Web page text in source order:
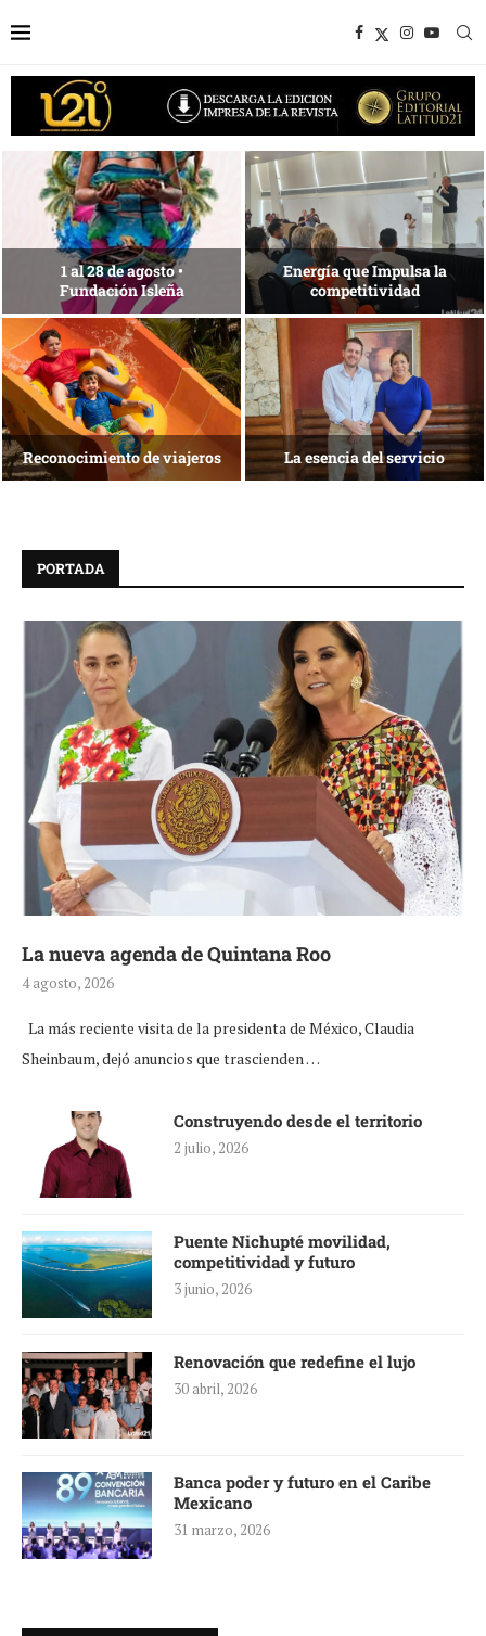
Desarrollo en disputa… ¿Hasta
dónde crecer?
Más allá del descanso
La nueva agenda de Quintana
Roo
1 de agosto • Torneo de Golf
ACOTUR
PORTADA
La nueva agenda de Quintana Roo
4 agosto, 2026
La más reciente visita de la presidenta de México, Claudia
Sheinbaum, dejó anuncios que trascienden …
Construyendo desde el territorio
2 julio, 2026
Puente Nichupté movilidad,
competitividad y futuro
3 junio, 2026
Renovación que redefine el lujo
30 abril, 2026
Banca poder y futuro en el Caribe
Mexicano
31 marzo, 2026